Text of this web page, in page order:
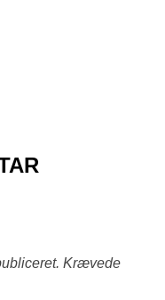
Krævede